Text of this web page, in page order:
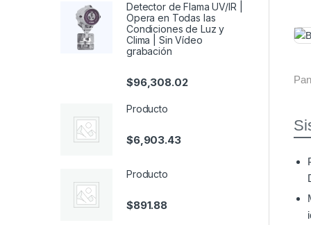
Detector de Flama UV/IR |
Opera en Todas las
Condiciones de Luz y
Clima | Sin Vídeo
grabación
$96,308.02
Producto
$6,903.43
Producto
$891.88